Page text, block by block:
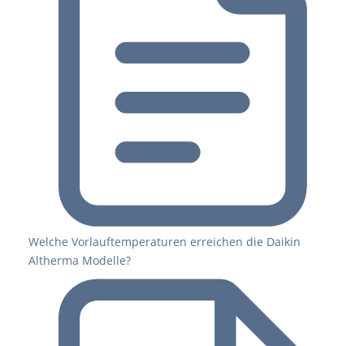
Welche Vorlauftemperaturen erreichen die Daikin
Altherma Modelle?